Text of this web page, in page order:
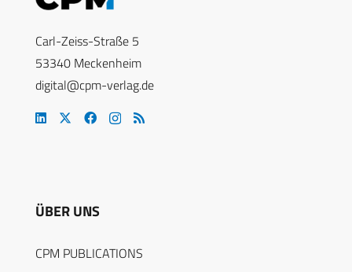
Carl-Zeiss-Straße 5
53340 Meckenheim
digital@cpm-verlag.de
ÜBER UNS
CPM PUBLICATIONS